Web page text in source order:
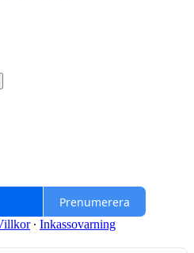
Prenumerera
∙ Inkassovarning